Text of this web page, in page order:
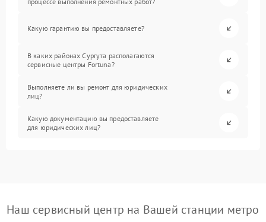
Какую гарантию вы предоставляете?
В каких районах Сургута располагаются
сервисные центры Fortuna?
Выполняете ли вы ремонт для юридических
лиц?
Какую документацию вы предоставляете
для юридических лиц?
Наш сервисный центр на Вашей станции метро